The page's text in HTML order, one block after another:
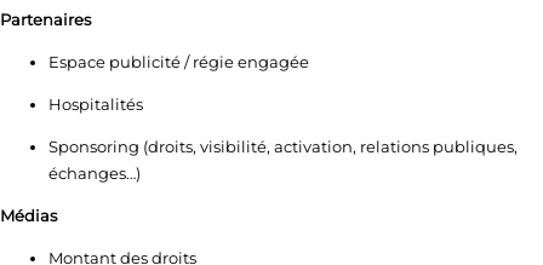
Partenaires
Espace publicité / régie engagée
Hospitalités
Sponsoring (droits, visibilité, activation, relations publiques,
échanges…)
Médias
Montant des droits